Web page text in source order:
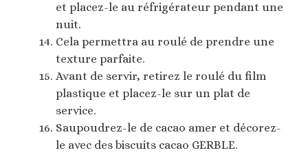
et placez-le au réfrigérateur pendant une
nuit.
Cela permettra au roulé de prendre une
texture parfaite.
Avant de servir, retirez le roulé du film
plastique et placez-le sur un plat de
service.
Saupoudrez-le de cacao amer et décorez-
le avec des biscuits cacao GERBLE.